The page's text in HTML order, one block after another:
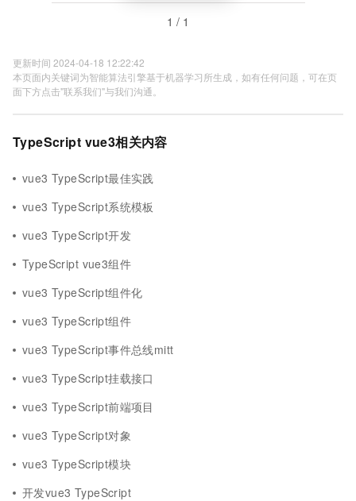
1 / 1
更新时间 2024-04-18 12:22:42
本页面内关键词为智能算法引擎基于机器学习所生成，如有任何问题，可在页
面下方点击"联系我们"与我们沟通。
TypeScript vue3相关内容
vue3 TypeScript最佳实践
vue3 TypeScript系统模板
vue3 TypeScript开发
TypeScript vue3组件
vue3 TypeScript组件化
vue3 TypeScript组件
vue3 TypeScript事件总线mitt
vue3 TypeScript挂载接口
vue3 TypeScript前端项目
vue3 TypeScript对象
vue3 TypeScript模块
开发vue3 TypeScript